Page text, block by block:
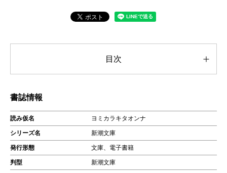
目次
書誌情報
読み仮名 ヨミカラキタオンナ
シリーズ名 新潮文庫
発行形態 文庫、電子書籍
判型 新潮文庫